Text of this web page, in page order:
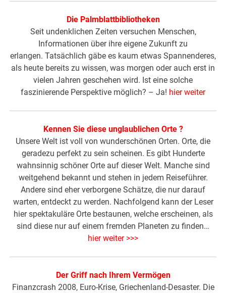
Die Palmblattbibliotheken
Seit undenklichen Zeiten versuchen Menschen,
Informationen über ihre eigene Zukunft zu
erlangen. Tatsächlich gäbe es kaum etwas Spannenderes,
als heute bereits zu wissen, was morgen oder auch erst in
vielen Jahren geschehen wird. Ist eine solche
faszinierende Perspektive möglich? – Ja! hier weiter
Kennen Sie diese unglaublichen Orte ?
Unsere Welt ist voll von wunderschönen Orten. Orte, die
geradezu perfekt zu sein scheinen. Es gibt Hunderte
wahnsinnig schöner Orte auf dieser Welt. Manche sind
weitgehend bekannt und stehen in jedem Reiseführer.
Andere sind eher verborgene Schätze, die nur darauf
warten, entdeckt zu werden. Nachfolgend kann der Leser
hier spektakuläre Orte bestaunen, welche erscheinen, als
sind diese nur auf einem fremden Planeten zu finden…
hier weiter >>>
Der Griff nach Ihrem Vermögen
Finanzcrash 2008, Euro-Krise, Griechenland-Desaster. Die